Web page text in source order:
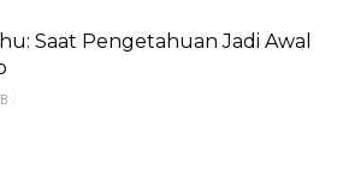
Saat Pengetahuan Jadi Awal